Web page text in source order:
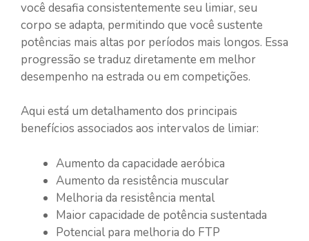
você desafia consistentemente seu limiar, seu
corpo se adapta, permitindo que você sustente
potências mais altas por períodos mais longos. Essa
progressão se traduz diretamente em melhor
desempenho na estrada ou em competições.
Aqui está um detalhamento dos principais
benefícios associados aos intervalos de limiar:
Aumento da capacidade aeróbica
Aumento da resistência muscular
Melhoria da resistência mental
Maior capacidade de potência sustentada
Potencial para melhoria do FTP